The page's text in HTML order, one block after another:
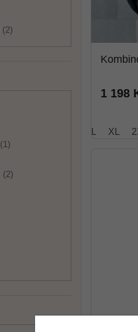
2
1
2
1 198
XL